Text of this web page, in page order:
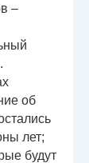
–
об
лет;
будут